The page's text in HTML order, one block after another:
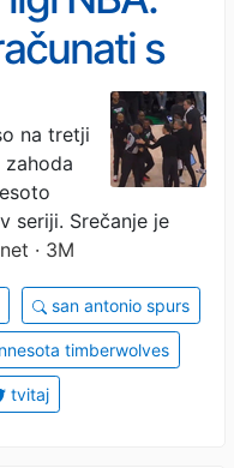
s
na tretji
seriji. Srečanje je
· 3M
san antonio spurs
timberwolves
tvitaj